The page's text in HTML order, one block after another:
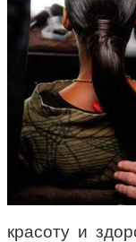
красоту и